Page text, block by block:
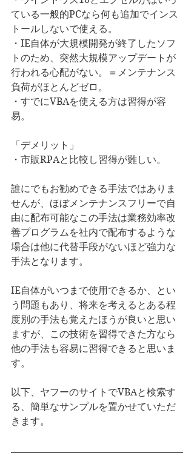
ている一般的PCなら何も追加でインス
トールしないで使える。
・IE自体が大規模開発が終了したソフ
トのため、突然大規模アップデートが
行われる心配がない。＝メンテナンス
負荷がほとんどゼロ。
・すでにVBAを使える方は習得が容
易。
「デメリット」
・市販RPAと比較し習得が難しい。
誰にでもお勧めできる手法ではありま
せんが、ほぼメンテナンスフリーで自
由に配布可能なこの手法は業務効率改
善プログラムを社内で配布するような
場合は他に代替手段がないほど強力な
手法となります。​
​IE自体がいつまで使用できるか、とい
う問題もあり、将来を考えるとある程
度別の手法も覚えたほうが良いと思い
ますが、この技術を習得できた方なら
他の手法も容易に習得できると思いま
す。
​以下、ヤフーのサイトでVBAと検索す
る、簡単なサンプルを置かせていただ
きます。